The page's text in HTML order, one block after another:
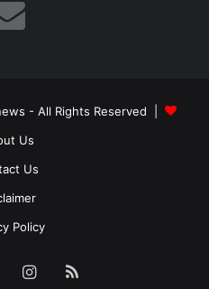
- All Rights Reserved |
Us
Us
Policy
Instagram
RSS